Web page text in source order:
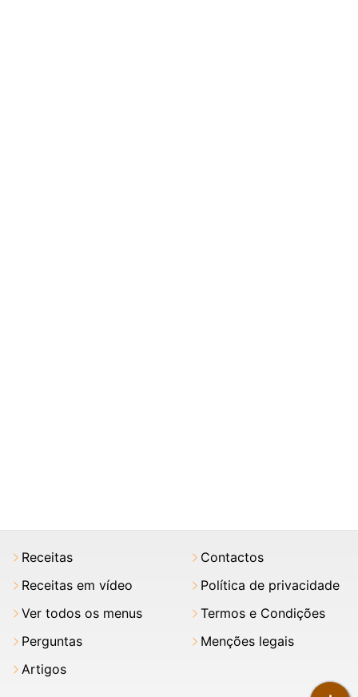
Receitas
Receitas em vídeo
Ver todos os menus
Perguntas
Artigos
Contactos
Política de privacidade
Termos e Condições
Menções legais